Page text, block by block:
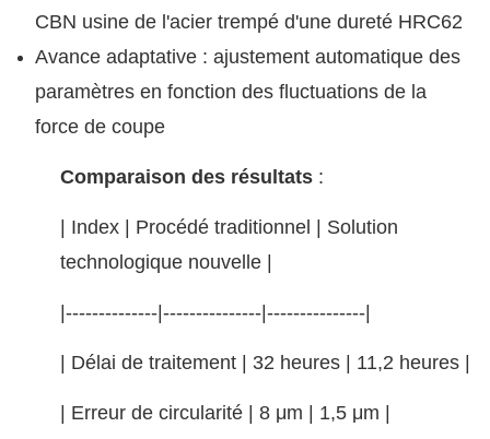
CBN usine de l'acier trempé d'une dureté HRC62
Avance adaptative : ajustement automatique des
paramètres en fonction des fluctuations de la
force de coupe
Comparaison des résultats :
| Index | Procédé traditionnel | Solution
technologique nouvelle |
|--------------|---------------|---------------|
| Délai de traitement | 32 heures | 11,2 heures |
| Erreur de circularité | 8 μm | 1,5 μm |